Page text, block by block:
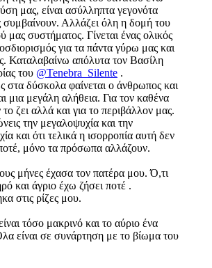
μας, είναι ασύλληπτα γεγονότα
συμβαίνουν. Αλλάζει όλη η δομή του
μας συστήματος. Γίνεται ένας ολικός
για τα πάντα γύρω μας και
Καταλαβαίνω απόλυτα τον Βασίλη
του @Tenebra_Silente .
στα δύσκολα φαίνεται ο άνθρωπος και
μια μεγάλη αλήθεια. Για τον καθένα
το ζει αλλά και για το περιβάλλον μας.
την μεγαλοψυχία και την
και ότι τελικά η ισορροπία αυτή δεν
μόνο τα πρόσωπα αλλάζουν.
μήνες έχασα τον πατέρα μου. Ό,τι
και άγριο έχω ζήσει ποτέ .
στις ρίζες μου.
τόσο μακρινό και το αύριο ένα
είναι σε συνάρτηση με το βίωμα του